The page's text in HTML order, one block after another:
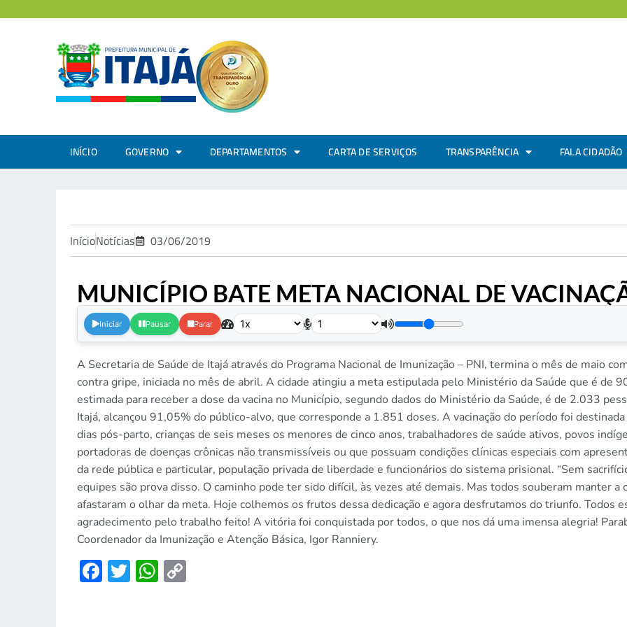
INÍCIO GOVERNO DEPARTAMENTOS CARTA DE SERVIÇOS TRANSPARÊNCIA FALA CIDADÃO
InícioNotícias 03/06/2019
MUNICÍPIO BATE META NACIONAL DE
Iniciar Pausar Parar
A Secretaria de Saúde de Itajá através do Programa Nacional de Imunização – PNI, termina o mês de maio
contra gripe, iniciada no mês de abril. A cidade atingiu a meta estipulada pelo Ministério da Saúde que é de
estimada para receber a dose da vacina no Município, segundo dados do Ministério da Saúde, é de 2.033
Itajá, alcançou 91,05% do público-alvo, que corresponde a 1.851 doses. A vacinação do período foi
dias pós-parto, crianças de seis meses os menores de cinco anos, trabalhadores de saúde ativos, povos
portadoras de doenças crônicas não transmissíveis ou que possuam condições clínicas especiais com
da rede pública e particular, população privada de liberdade e funcionários do sistema prisional. “Sem
equipes são prova disso. O caminho pode ter sido difícil, às vezes até demais. Mas todos souberam manter
afastaram o olhar da meta. Hoje colhemos os frutos dessa dedicação e agora desfrutamos do triunfo. Todos
agradecimento pelo trabalho feito! A vitória foi conquistada por todos, o que nos dá uma imensa alegria!
Coordenador da Imunização e Atenção Básica, Igor Ranniery.
Facebook
TwitterWhatsApp
Copy